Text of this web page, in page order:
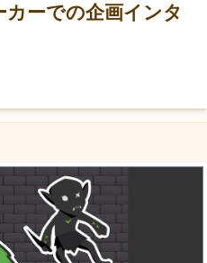
ーでの企画インタ